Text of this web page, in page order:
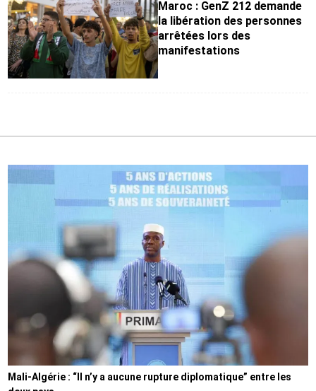
Maroc : GenZ 212 demande
la libération des personnes
arrêtées lors des
manifestations
Mali-Algérie : “Il n’y a aucune rupture diplomatique” entre les